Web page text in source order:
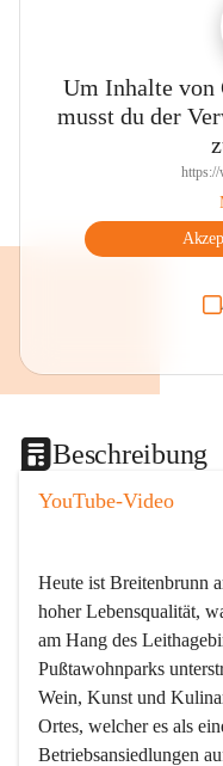
Um Inhalte von
musst du der
Beschreibung
YouTube-Video
Heute ist Breitenbrunn
hoher Lebensqualität,
am Hang des
Pußtawohnparks
Wein, Kunst und
Ortes, welcher es als
Betriebsansiedlungen